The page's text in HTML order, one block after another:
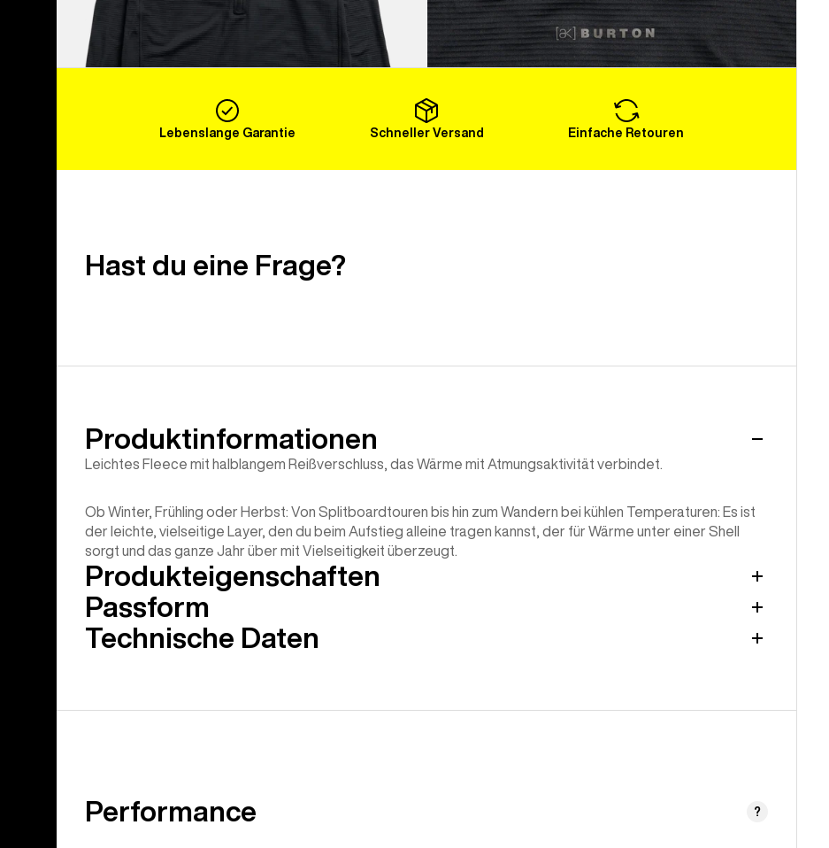
Mehr laden
Lebenslange Garantie Schneller Versand Einfache Retouren
Hast du eine Frage?
Produktinformationen
Leichtes Fleece mit halblangem Reißverschluss, das Wärme mit Atmungsaktivität verbindet.
Ob Winter, Frühling oder Herbst: Von Splitboardtouren bis hin zum Wandern bei kühlen Temperaturen: Es ist
der leichte, vielseitige Layer, den du beim Aufstieg alleine tragen kannst, der für Wärme unter einer Shell
sorgt und das ganze Jahr über mit Vielseitigkeit überzeugt.
Produkteigenschaften
Passform
Technische Daten
Performance ?